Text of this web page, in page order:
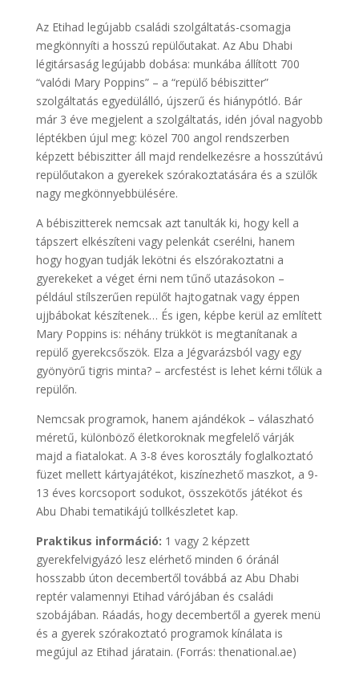
Az Etihad legújabb családi szolgáltatás-csomagja
megkönnyíti a hosszú repülőutakat. Az Abu Dhabi
légitársaság legújabb dobása: munkába állított 700
“valódi Mary Poppins” – a “repülő bébiszitter”
szolgáltatás egyedülálló, újszerű és hiánypótló. Bár
már 3 éve megjelent a szolgáltatás, idén jóval nagyobb
léptékben újul meg: közel 700 angol rendszerben
képzett bébiszitter áll majd rendelkezésre a hosszútávú
repülőutakon a gyerekek szórakoztatására és a szülők
nagy megkönnyebbülésére.
A bébiszitterek nemcsak azt tanulták ki, hogy kell a
tápszert elkészíteni vagy pelenkát cserélni, hanem
hogy hogyan tudják lekötni és elszórakoztatni a
gyerekeket a véget érni nem tűnő utazásokon –
például stílszerűen repülőt hajtogatnak vagy éppen
ujjbábokat készítenek… És igen, képbe kerül az említett
Mary Poppins is: néhány trükköt is megtanítanak a
repülő gyerekcsőszök. Elza a Jégvarázsból vagy egy
gyönyörű tigris minta? – arcfestést is lehet kérni tőlük a
repülőn.
Nemcsak programok, hanem ajándékok – válaszható
méretű, különböző életkoroknak megfelelő várják
majd a fiatalokat. A 3-8 éves korosztály foglalkoztató
füzet mellett kártyajátékot, kiszínezhető maszkot, a 9-
13 éves korcsoport sodukot, összekötős játékot és
Abu Dhabi tematikájú tollkészletet kap.
Praktikus információ: 1 vagy 2 képzett
gyerekfelvigyázó lesz elérhető minden 6 óránál
hosszabb úton decembertől továbbá az Abu Dhabi
reptér valamennyi Etihad várójában és családi
szobájában. Ráadás, hogy decembertől a gyerek menü
és a gyerek szórakoztató programok kínálata is
megújul az Etihad járatain. (Forrás: thenational.ae)